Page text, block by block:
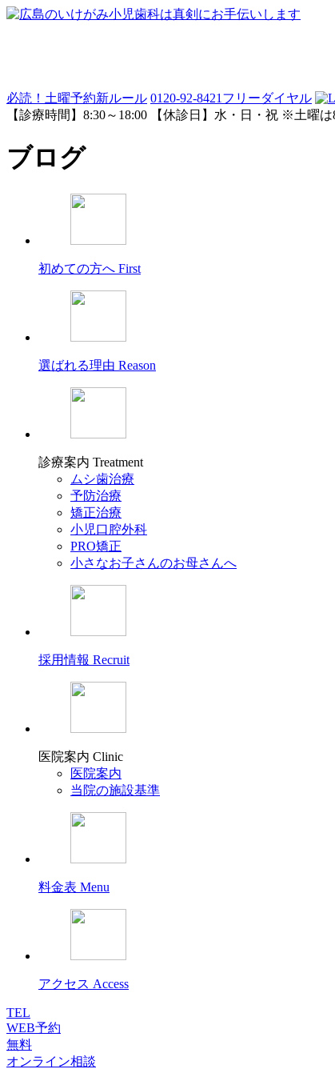
必読！土曜予約新ルール 0120-92-8421 フリーダイヤル
【診療時間】8:30～18:00 【休診日】水・日・祝 ※土曜は
ブログ
初めての方へ First
選ばれる理由 Reason
診療案内 Treatment
ムシ歯治療
予防治療
矯正治療
小児口腔外科
PRO矯正
小さなお子さんのお母さんへ
採用情報 Recruit
医院案内 Clinic
医院案内
当院の施設基準
料金表 Menu
アクセス Access
TEL
WEB予約
無料
オンライン相談